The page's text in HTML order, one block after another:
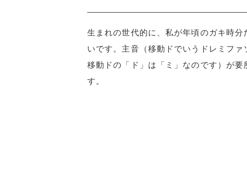
生まれの世代的に、私が年頃のガキ時
いです。主音（移動ドでいうドレミフ
移動ドの「ド」は「ミ」なのです）が
す。